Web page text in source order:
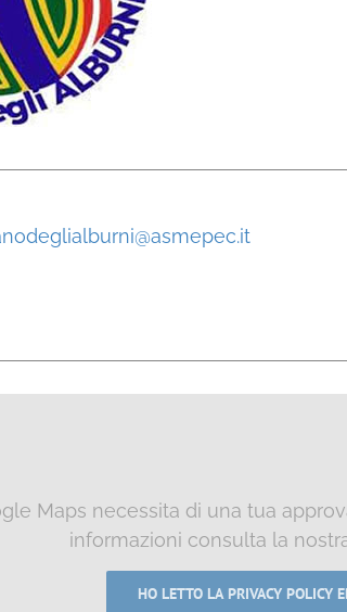
Maps necessita di una tua
informazioni consulta la
HO LETTO LA PRIVACY POLICY